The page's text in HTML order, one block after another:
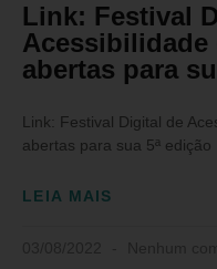
Link: Festival
Acessibilidade
abertas para
Link: Festival Digital de
abertas para sua 5ª edição
LEIA MAIS